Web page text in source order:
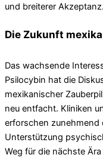
und breiterer Akzeptanz.
Die Zukunft
Das wachsende
Psilocybin hat die
mexikanischer
neu entfacht. Kliniken
erforschen zunehmend
Unterstützung
Weg für die nächste